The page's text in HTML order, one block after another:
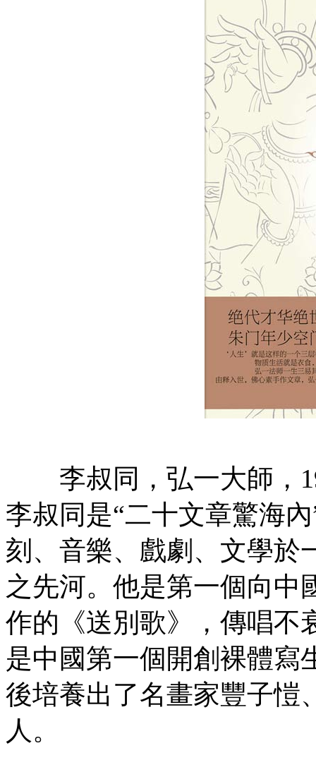
李叔同，弘一大師，
李叔同是“二十文章驚海
刻、音樂、戲劇、文學於
之先河。他是第一個向中
作的《送別歌》，傳唱不
是中國第一個開創裸體寫
後培養出了名畫家豐子愷
人。